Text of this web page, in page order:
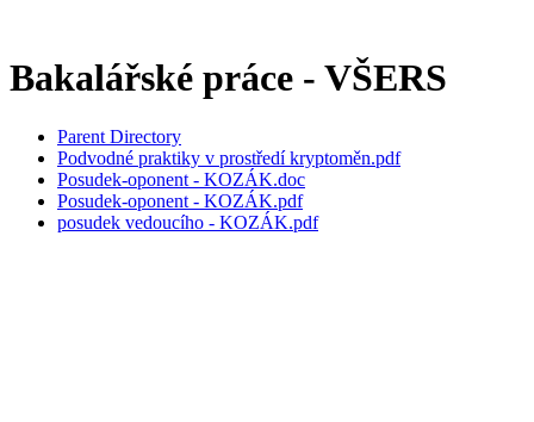
Bakalářské práce - VŠERS
Parent Directory
Podvodné praktiky v prostředí kryptoměn.pdf
Posudek-oponent - KOZÁK.doc
Posudek-oponent - KOZÁK.pdf
posudek vedoucího - KOZÁK.pdf